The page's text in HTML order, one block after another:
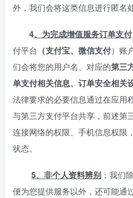
外，我们会将这类信息进行匿名处
4、为完成增值服务订单支付
付平台 （支付宝、微信支付）账
们会将您的用户名、对应的第三
单支付相关信息、订单安全相关
法律要求的必要信息通过在应用
与第三方支付平台共享，前述第
连接网络的权限、手机信息权限
状态。
5、非个人资料辨别 ：我们
便为您提供服务以外，还可能通